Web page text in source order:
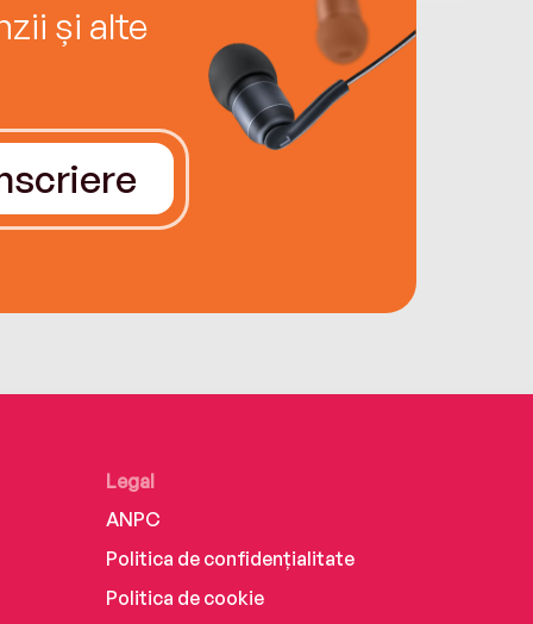
și alte
Legal
ANPC
Politica de confidențialitate
Politica de cookie